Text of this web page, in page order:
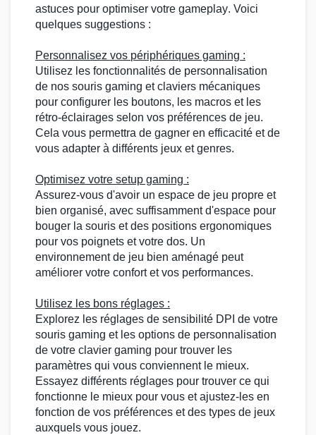
astuces pour optimiser votre gameplay. Voici
quelques suggestions :
Personnalisez vos périphériques gaming :
Utilisez les fonctionnalités de personnalisation
de nos souris gaming etclaviers mécaniques
pour configurer les boutons, les macros et les
rétro-éclairages selon vos préférences de jeu.
Cela vous permettra de gagner en efficacité et de
vous adapter à différents jeux et genres.
Optimisez votre setup gaming :
Assurez-vous d'avoir un espace de jeu propre et
bien organisé, avec suffisamment d'espace pour
bouger la souris et des positions ergonomiques
pour vos poignets et votre dos. Un
environnement de jeu bien aménagé peut
améliorer votre confort et vos performances.
Utilisez les bons réglages :
Explorez les réglages de sensibilité DPI de votre
souris gaming et les options de personnalisation
de votre clavier gaming pour trouver les
paramètres qui vous conviennent le mieux.
Essayez différents réglages pour trouver ce qui
fonctionne le mieux pour vous et ajustez-les en
fonction de vos préférences et des types de jeux
auxquels vous jouez.